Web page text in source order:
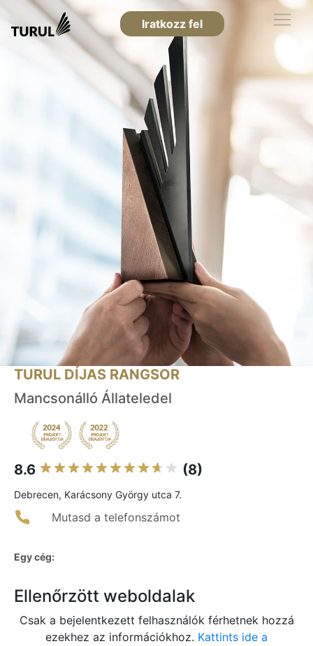
Iratkozz fel
TURUL DÍJAS RANGSOR
Mancsonálló Állateledel
8.6 (8)
Debrecen, Karácsony György utca 7.
Mutasd a telefonszámot
Egy cég:
Ellenőrzött weboldalak
Csak a bejelentkezett felhasználók férhetnek hozzá
ezekhez az információkhoz. Kattints ide a